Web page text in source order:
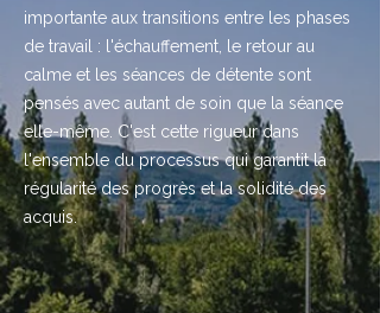
importante aux transitions entre les phases
de travail : l'échauffement, le retour au
calme et les séances de détente sont
pensés avec autant de soin que la séance
elle-même. C'est cette rigueur dans
l'ensemble du processus qui garantit la
régularité des progrès et la solidité des
acquis.